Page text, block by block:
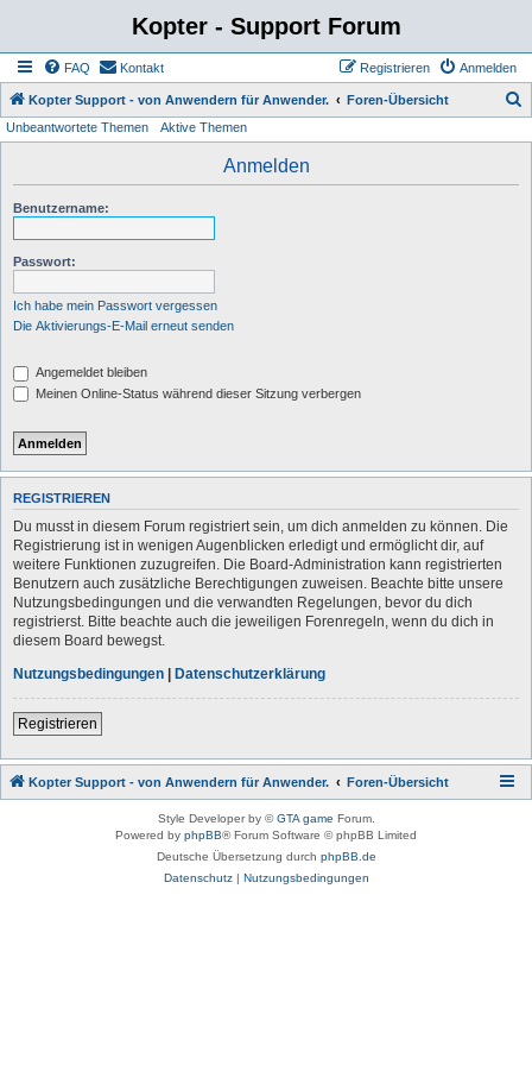
Kopter - Support Forum
FAQ Kontakt Anmelden
Registrieren
Kopter Support - von Anwendern für Anwender. Foren-Übersicht
Unbeantwortete Themen Aktive Themen
Anmelden
Benutzername:
Passwort:
Ich habe mein Passwort vergessen
Die Aktivierungs-E-Mail erneut senden
Angemeldet bleiben
Meinen Online-Status während dieser Sitzung verbergen
REGISTRIEREN
Du musst in diesem Forum registriert sein, um dich anmelden zu können. Die
Registrierung ist in wenigen Augenblicken erledigt und ermöglicht dir, auf
weitere Funktionen zuzugreifen. Die Board-Administration kann registrierten
Benutzern auch zusätzliche Berechtigungen zuweisen. Beachte bitte unsere
Nutzungsbedingungen und die verwandten Regelungen, bevor du dich
registrierst. Bitte beachte auch die jeweiligen Forenregeln, wenn du dich in
diesem Board bewegst.
Nutzungsbedingungen | Datenschutzerklärung
Registrieren
Kopter Support - von Anwendern für Anwender. Foren-Übersicht
Style Developer by ©GTA game Forum.
Powered by phpBB® Forum Software © phpBB Limited
Deutsche Übersetzung durch phpBB.de
Datenschutz| Nutzungsbedingungen